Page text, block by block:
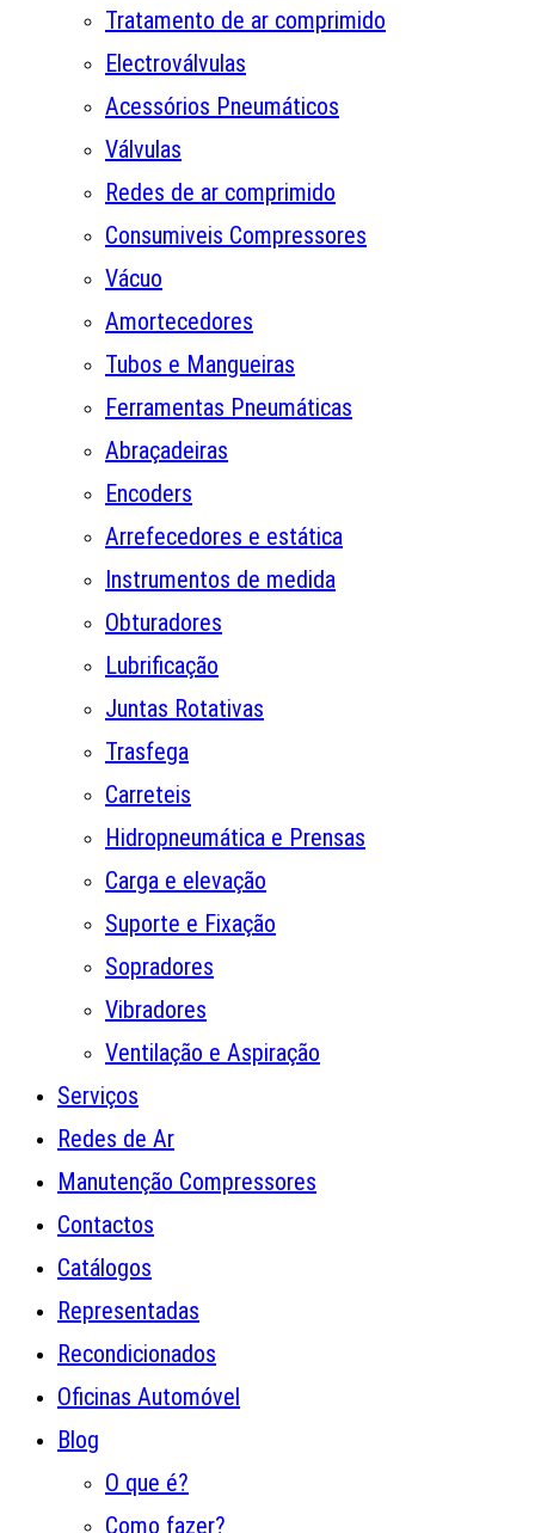
Tratamento de ar comprimido
Electroválvulas
Acessórios Pneumáticos
Válvulas
Redes de ar comprimido
Consumiveis Compressores
Vácuo
Amortecedores
Tubos e Mangueiras
Ferramentas Pneumáticas
Abraçadeiras
Encoders
Arrefecedores e estática
Instrumentos de medida
Obturadores
Lubrificação
Juntas Rotativas
Trasfega
Carreteis
Hidropneumática e Prensas
Carga e elevação
Suporte e Fixação
Sopradores
Vibradores
Ventilação e Aspiração
Serviços
Redes de Ar
Manutenção Compressores
Contactos
Catálogos
Representadas
Recondicionados
Oficinas Automóvel
Blog
O que é?
Como fazer?